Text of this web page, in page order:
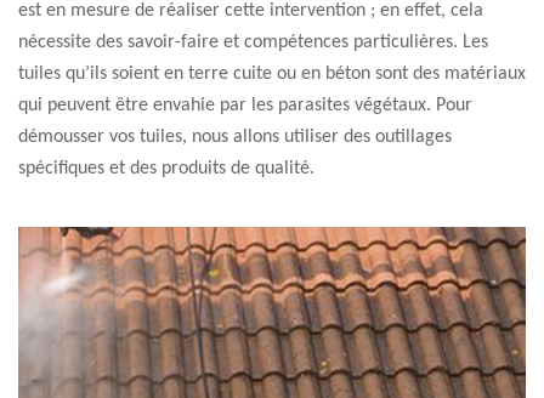
est en mesure de réaliser cette intervention ; en effet, cela
nécessite des savoir-faire et compétences particulières. Les
tuiles qu’ils soient en terre cuite ou en béton sont des matériaux
qui peuvent être envahie par les parasites végétaux. Pour
démousser vos tuiles, nous allons utiliser des outillages
spécifiques et des produits de qualité.